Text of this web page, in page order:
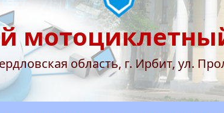
область, г. Ирбит, ул.